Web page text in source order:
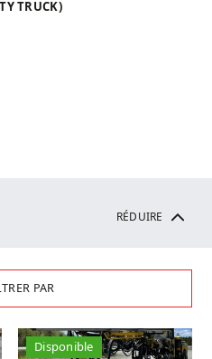
RÉDUIRE
TRUCK)
PAR
Disponible